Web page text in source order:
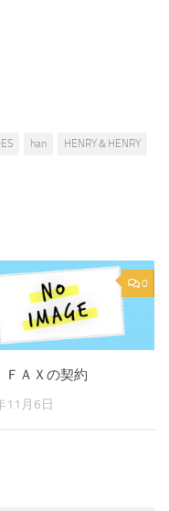
han
HENRY＆HENRY
0
ＦＡＸの契約
11月6日